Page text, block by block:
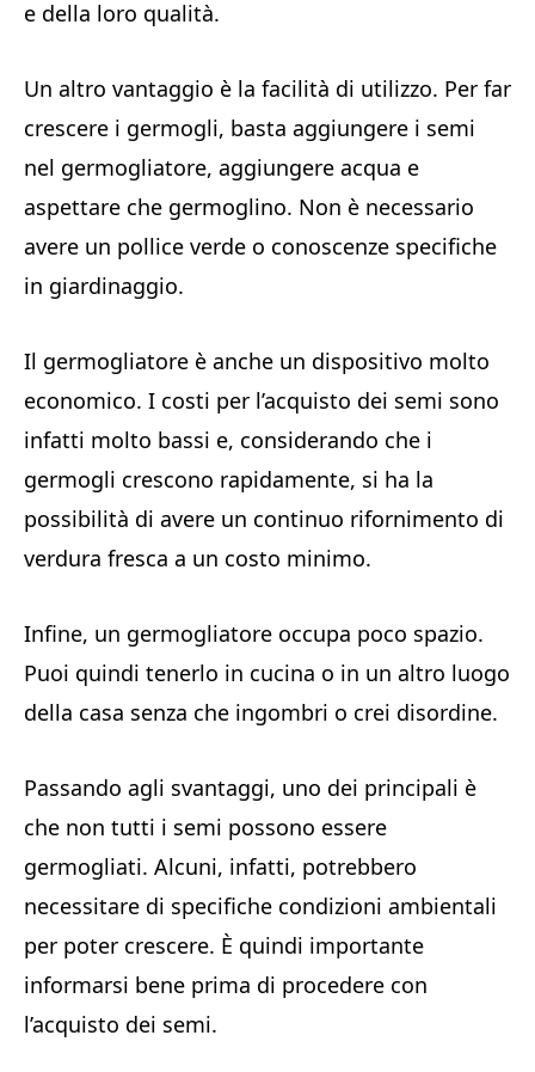
e della loro qualità.
Un altro vantaggio è la facilità di utilizzo. Per far
crescere i germogli, basta aggiungere i semi
nel germogliatore, aggiungere acqua e
aspettare che germoglino. Non è necessario
avere un pollice verde o conoscenze specifiche
in giardinaggio.
Il germogliatore è anche un dispositivo molto
economico. I costi per l’acquisto dei semi sono
infatti molto bassi e, considerando che i
germogli crescono rapidamente, si ha la
possibilità di avere un continuo rifornimento di
verdura fresca a un costo minimo.
Infine, un germogliatore occupa poco spazio.
Puoi quindi tenerlo in cucina o in un altro luogo
della casa senza che ingombri o crei disordine.
Passando agli svantaggi, uno dei principali è
che non tutti i semi possono essere
germogliati. Alcuni, infatti, potrebbero
necessitare di specifiche condizioni ambientali
per poter crescere. È quindi importante
informarsi bene prima di procedere con
l’acquisto dei semi.